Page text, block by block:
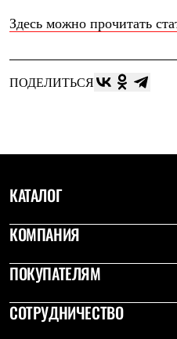
Среднее термобелье
Легкое термобелье
Куртки
Брюки
Детская одежда
Брюки
Куртки
Лёгкая одежда
Футболки
Брюки
Софтшелл одежда
Куртки
Флисовая одежда
Здесь можно прочитать
ПОДЕЛИТЬСЯ
КАТАЛОГ
КОМПАНИЯ
ПОКУПАТЕЛЯМ
СОТРУДНИЧЕСТВО